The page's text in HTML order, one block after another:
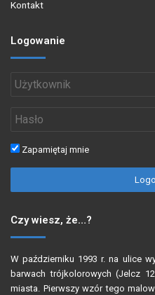
Kontakt
Logowanie
Zapamiętaj mnie
Czy wiesz, że…?
W październiku 1993 r. na ulice
barwach trójkolorowych (Jelcz
miasta. Pierwszy wzór tego